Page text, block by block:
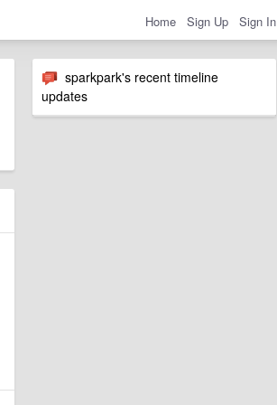
Home Sign Up Sign In
sparkpark's recent timeline
updates